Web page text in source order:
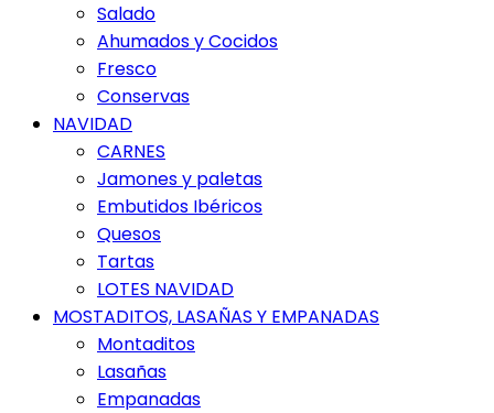
Salado
Ahumados y Cocidos
Fresco
Conservas
NAVIDAD
CARNES
Jamones y paletas
Embutidos Ibéricos
Quesos
Tartas
LOTES NAVIDAD
MOSTADITOS, LASAÑAS Y EMPANADAS
Montaditos
Lasañas
Empanadas